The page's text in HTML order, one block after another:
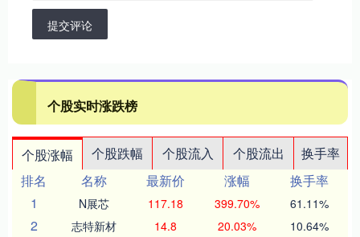
提交评论
个股实时涨跌榜
个股涨幅 个股跌幅 个股流入 个股流出
换手率
排名
名称 最新价 涨幅
换手率
1
N展芯 117.18 399.70% 61.11%
2 志特新材 14.8 20.03% 10.64%